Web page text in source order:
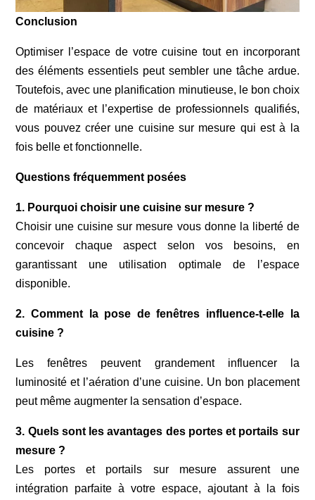
Conclusion
Optimiser l’espace de votre cuisine tout en incorporant
des éléments essentiels peut sembler une tâche ardue.
Toutefois, avec une planification minutieuse, le bon choix
de matériaux et l’expertise de professionnels qualifiés,
vous pouvez créer une cuisine sur mesure qui est à la
fois belle et fonctionnelle.
Questions fréquemment posées
1. Pourquoi choisir une cuisine sur mesure ?
Choisir une cuisine sur mesure vous donne la liberté de
concevoir chaque aspect selon vos besoins, en
garantissant une utilisation optimale de l’espace
disponible.
2. Comment la pose de fenêtres influence-t-elle la
cuisine ?
Les fenêtres peuvent grandement influencer la
luminosité et l’aération d’une cuisine. Un bon placement
peut même augmenter la sensation d’espace.
3. Quels sont les avantages des portes et portails sur
mesure ?
Les portes et portails sur mesure assurent une
intégration parfaite à votre espace, ajoutant à la fois